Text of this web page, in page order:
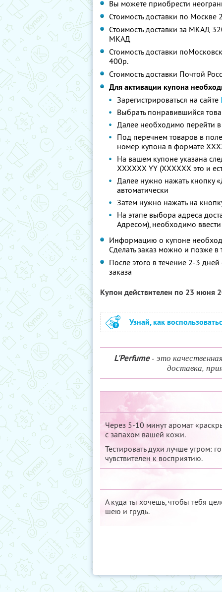
Вы можете приобрести
Стоимость доставки по Москве
Стоимость доставки за МКАД
МКАД
Стоимость доставки
400р.
Стоимость доставки Почтой
Для активации купона
Зарегистрироваться на сайте
Выбрать понравившийся
Далее необходимо перейти
Под перечнем товаров в
номер купона в формате
На вашем купоне указана
XXXXXX YY (XXXXXX это и
Далее нужно нажать кнопку
автоматически
Затем нужно нажать на
На этапе выбора адреса
Адресом), необходимо
Информацию о купоне
Сделать заказ можно и позже в
После этого в течение 2-3
заказа
Купон действителен по 23 июня
Узнай, как
L'Perfume- это
доставка,
Через 5-10 минут аромат
с запахом вашей кожи.
Тестировать духи лучше утром:
чувствителен к восприятию.
А куда ты хочешь, чтобы тебя
шею и грудь.